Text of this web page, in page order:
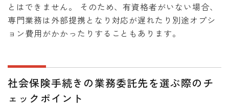
とはできません。 そのため、有資格者がいない場合、
専門業務は外部提携となり対応が遅れたり別途オプシ
ョン費用がかかったりすることもあります。
社会保険手続きの業務委託先を選ぶ際のチ
ェックポイント